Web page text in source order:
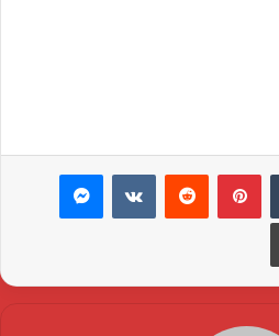
بينتيريست ماسنجر
طباعة